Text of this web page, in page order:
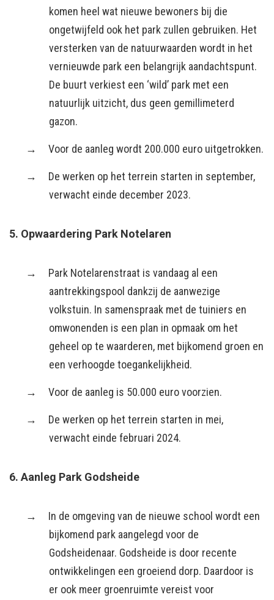
komen heel wat nieuwe bewoners bij die
ongetwijfeld ook het park zullen gebruiken. Het
versterken van de natuurwaarden wordt in het
vernieuwde park een belangrijk aandachtspunt.
De buurt verkiest een ‘wild’ park met een
natuurlijk uitzicht, dus geen gemillimeterd
gazon.
Voor de aanleg wordt 200.000 euro uitgetrokken.
De werken op het terrein starten in september,
verwacht einde december 2023.
5. Opwaardering Park Notelaren
Park Notelarenstraat is vandaag al een
aantrekkingspool dankzij de aanwezige
volkstuin. In samenspraak met de tuiniers en
omwonenden is een plan in opmaak om het
geheel op te waarderen, met bijkomend groen en
een verhoogde toegankelijkheid.
Voor de aanleg is 50.000 euro voorzien.
De werken op het terrein starten in mei,
verwacht einde februari 2024.
6. Aanleg Park Godsheide
In de omgeving van de nieuwe school wordt een
bijkomend park aangelegd voor de
Godsheidenaar. Godsheide is door recente
ontwikkelingen een groeiend dorp. Daardoor is
er ook meer groenruimte vereist voor